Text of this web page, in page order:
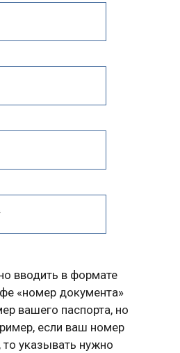
вводить в формате
«номер документа»
вашего паспорта, но
если ваш номер
, то указывать нужно